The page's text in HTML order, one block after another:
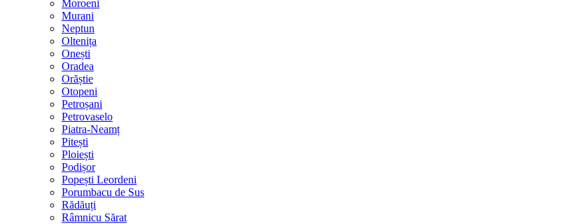
Moroeni
Murani
Neptun
Oltenița
Onești
Oradea
Orăștie
Otopeni
Petroșani
Petrovaselo
Piatra-Neamț
Pitești
Ploiești
Podișor
Popești Leordeni
Porumbacu de Sus
Rădăuți
Râmnicu Sărat